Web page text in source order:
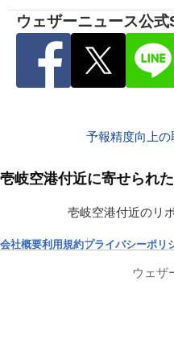
ウェザーニュース公式
予報精度向上
壱岐空港付近に寄せられ
壱岐空港付近のリ
会社概要利用規約プライバシーポリ
ウェザ